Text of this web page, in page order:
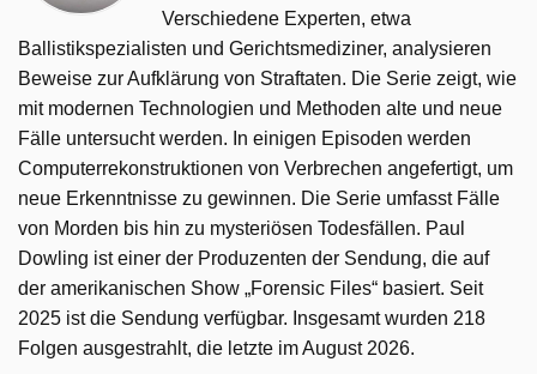
Verschiedene Experten, etwa
Ballistikspezialisten und Gerichtsmediziner, analysieren
Beweise zur Aufklärung von Straftaten. Die Serie zeigt, wie
mit modernen Technologien und Methoden alte und neue
Fälle untersucht werden. In einigen Episoden werden
Computerrekonstruktionen von Verbrechen angefertigt, um
neue Erkenntnisse zu gewinnen. Die Serie umfasst Fälle
von Morden bis hin zu mysteriösen Todesfällen. Paul
Dowling ist einer der Produzenten der Sendung, die auf
der amerikanischen Show „Forensic Files“ basiert. Seit
2025 ist die Sendung verfügbar. Insgesamt wurden 218
Folgen ausgestrahlt, die letzte im August 2026.